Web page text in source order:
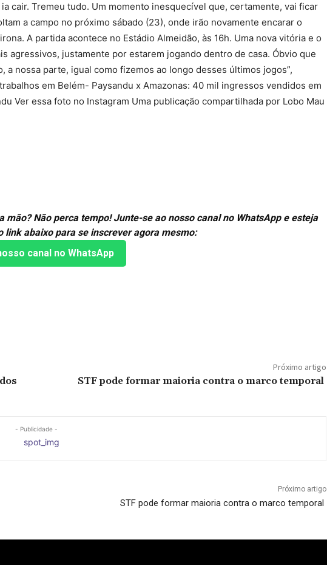
cair. Tremeu tudo. Um momento inesquecível que, certamente, vai ficar
a campo no próximo sábado (23), onde irão novamente encarar o
A partida acontece no Estádio Almeidão, às 16h. Uma nova vitória e o
agressivos, justamente por estarem jogando dentro de casa. Óbvio que
nossa parte, igual como fizemos ao longo desses últimos jogos”,
em Belém- Paysandu x Amazonas: 40 mil ingressos vendidos em
Ver essa foto no Instagram Uma publicação compartilhada por Lobo Mau
Não perca tempo! Junte-se ao nosso canal no WhatsApp e esteja
link abaixo para se inscrever agora mesmo:
canal no WhatsApp
Próximo artigo
STF pode formar maioria contra o marco temporal
- Publicidade -
Próximo artigo
STF pode formar maioria contra o marco temporal